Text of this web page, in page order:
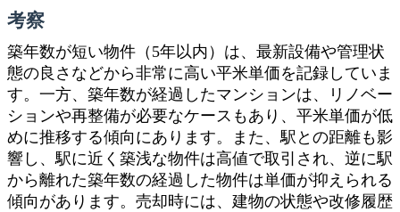
考察
築年数が短い物件（5年以内）は、最新設備や管理状
態の良さなどから非常に高い平米単価を記録していま
す。一方、築年数が経過したマンションは、リノベー
ションや再整備が必要なケースもあり、平米単価が低
めに推移する傾向にあります。また、駅との距離も影
響し、駅に近く築浅な物件は高値で取引され、逆に駅
から離れた築年数の経過した物件は単価が抑えられる
傾向があります。売却時には、建物の状態や改修履歴